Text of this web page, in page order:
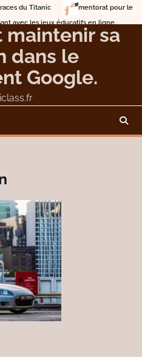
Titanic
mentorat pour les
les jeux éducatifs en ligne
sa
dans le
Google.